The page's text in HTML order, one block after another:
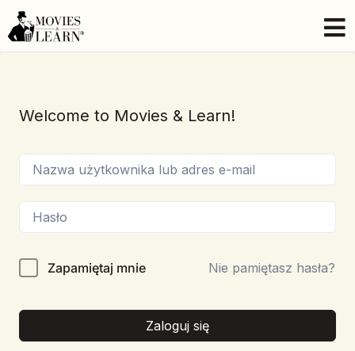
Welcome to Movies & Learn!
Zapamiętaj mnie Nie pamiętasz hasła?
Zaloguj się